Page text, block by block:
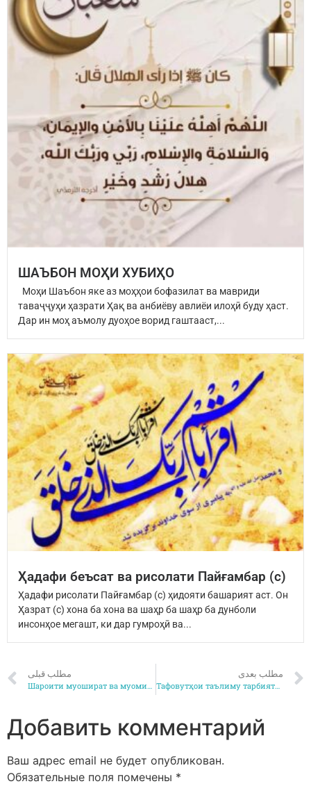
ШАЪБОН МОҲИ ХУБИҲО
Моҳи Шаъбон яке аз моҳҳои бофазилат ва мавриди
таваҷҷуҳи ҳазрати Ҳақ ва анбиёву авлиёи илоҳӣ буду ҳаст.
Дар ин моҳ аъмолу дуоҳое ворид гаштааст,...
Ҳадафи беъсат ва рисолати Пайғамбар (с)
Ҳадафи рисолати Пайғамбар (с) ҳидояти башарият аст. Он
Ҳазрат (с) хона ба хона ва шаҳр ба шаҳр ба дунболи
инсонҳое мегашт, ки дар гумроҳӣ ва...
مطلب قبلی
Шароити муошират ва муомилаи иҷтимоӣ ва фардии зану мурд1
مطلب بعدی
Тафовутҳои таълиму тарбияти динӣ бо ғайри динӣ 2
Добавить комментарий
Ваш адрес email не будет опубликован.
Обязательные поля помечены *